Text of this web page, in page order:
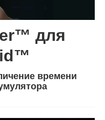
для
времени